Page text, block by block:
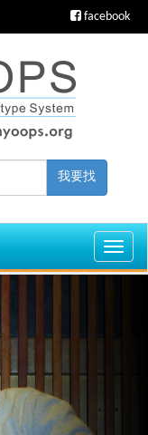
facebook
我要找